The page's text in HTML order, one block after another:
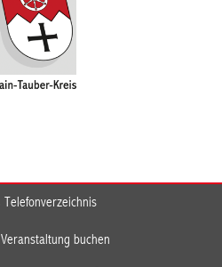
Telefonverzeichnis
Veranstaltung buchen